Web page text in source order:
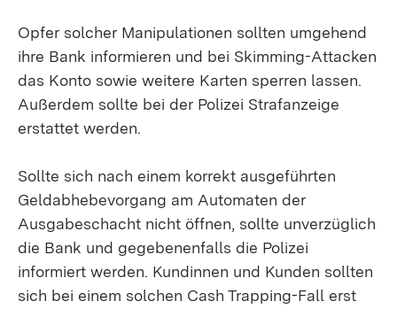
Opfer solcher Manipulationen sollten umgehend
ihre Bank informieren und bei Skimming-Attacken
das Konto sowie weitere Karten sperren lassen.
Außerdem sollte bei der Polizei Strafanzeige
erstattet werden.
Sollte sich nach einem korrekt ausgeführten
Geldabhebevorgang am Automaten der
Ausgabeschacht nicht öffnen, sollte unverzüglich
die Bank und gegebenenfalls die Polizei
informiert werden. Kundinnen und Kunden sollten
sich bei einem solchen Cash Trapping-Fall erst